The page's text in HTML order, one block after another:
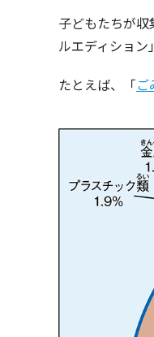
子どもたちが
ルエディション
たとえば、「ご